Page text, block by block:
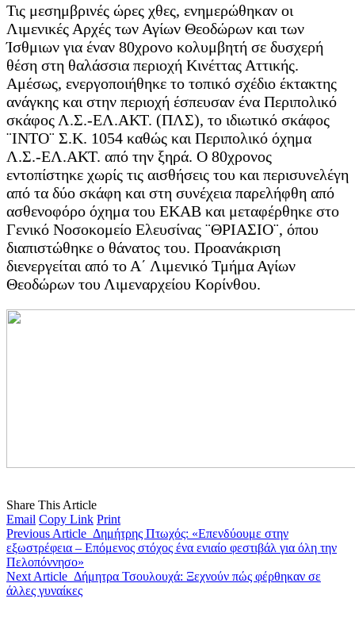
Τις μεσημβρινές ώρες χθες, ενημερώθηκαν οι
Λιμενικές Αρχές των Αγίων Θεοδώρων και των
Ίσθμιων για έναν 80χρονο κολυμβητή σε δυσχερή
θέση στη θαλάσσια περιοχή Κινέττας Αττικής.
Αμέσως, ενεργοποιήθηκε το τοπικό σχέδιο έκτακτης
ανάγκης και στην περιοχή έσπευσαν ένα Περιπολικό
σκάφος Λ.Σ.-ΕΛ.ΑΚΤ. (ΠΛΣ), το ιδιωτικό σκάφος
¨ΙΝΤΟ¨ Σ.Κ. 1054 καθώς και Περιπολικό όχημα
Λ.Σ.-ΕΛ.ΑΚΤ. από την ξηρά. Ο 80χρονος
εντοπίστηκε χωρίς τις αισθήσεις του και περισυνελέγη
από τα δύο σκάφη και στη συνέχεια παρελήφθη από
ασθενοφόρο όχημα του ΕΚΑΒ και μεταφέρθηκε στο
Γενικό Νοσοκομείο Ελευσίνας ¨ΘΡΙΑΣΙΟ¨, όπου
διαπιστώθηκε ο θάνατος του. Προανάκριση
διενεργείται από το Α΄ Λιμενικό Τμήμα Αγίων
Θεοδώρων του Λιμεναρχείου Κορίνθου.
Share This Article
Email Copy Link Print
Previous Article Δημήτρης Πτωχός: «Επενδύουμε στην
εξωστρέφεια – Επόμενος στόχος ένα ενιαίο φεστιβάλ για όλη την
Πελοπόννησο»
Next Article Δήμητρα Τσουλουχά: Ξεχνούν πώς φέρθηκαν σε
άλλες γυναίκες